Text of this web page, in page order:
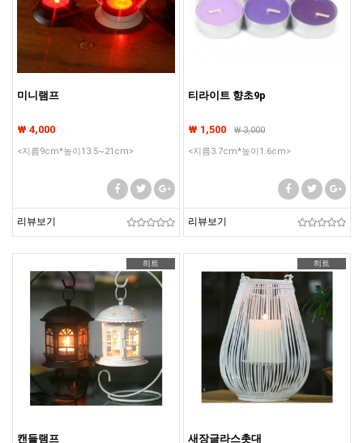
미니램프
₩ 4,000
<지름9cm*높이13.5~21cm>
리뷰보기
티라이트 향초9p
₩ 1,500 ₩3,000
<지름3.7cm*높이1.6cm>
리뷰보기
히트
캔들램프
히트
새장글라스촛대